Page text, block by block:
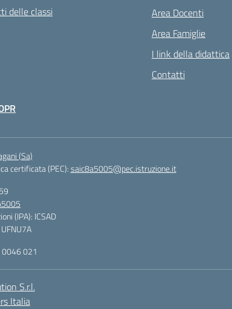
delle classi
Area Docenti
Area Famiglie
I link della didattica
Contatti
(Sa)
certificata (PEC):saic8a5005@pec.istruzione.it
(IPA): ICSAD
021
S.r.l.
Italia